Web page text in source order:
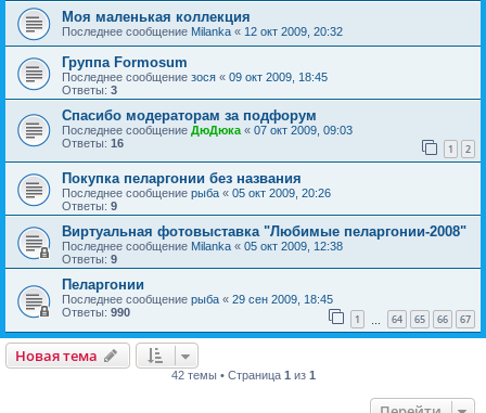
Моя маленькая коллекция
Последнее сообщение Milanka « 12 окт 2009, 20:32
Группа Formosum
Последнее сообщение зося « 09 окт 2009, 18:45
Ответы: 3
Спасибо модераторам за подфорум
Последнее сообщение ДюДюка « 07 окт 2009, 09:03
Ответы: 16 1 2
Покупка пеларгонии без названия
Последнее сообщение рыба « 05 окт 2009, 20:26
Ответы: 9
Виртуальная фотовыставка "Любимые пеларгонии-2008"
Последнее сообщение Milanka « 05 окт 2009, 12:38
Ответы: 9
Пеларгонии
Последнее сообщение рыба « 29 сен 2009, 18:45
Ответы: 990 1 64 65 66 67
Новая тема
42 темы • Страница 1 из 1